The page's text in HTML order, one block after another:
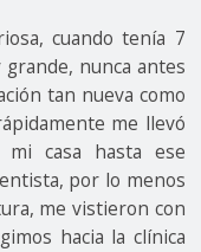
cuando tenía 7
nunca antes
tan nueva como
me llevó
casa hasta ese
por lo menos
me vistieron con
hacia la clínica